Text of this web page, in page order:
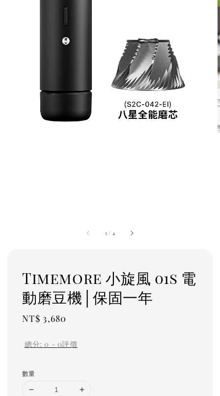
1 / 4
Timemore 小旋風 01s 電
動磨豆機│保固一年
Regular
NT$ 3,680
總分: 0 - 0評價
數量